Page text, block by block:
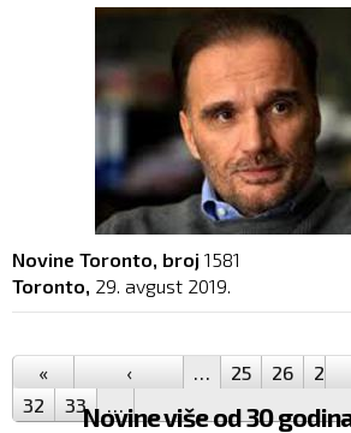
Novine Toronto, broj 1581
Toronto, 29. avgust 2019.
Pages
« ‹ 25 26 27
32
33Novine više od 30